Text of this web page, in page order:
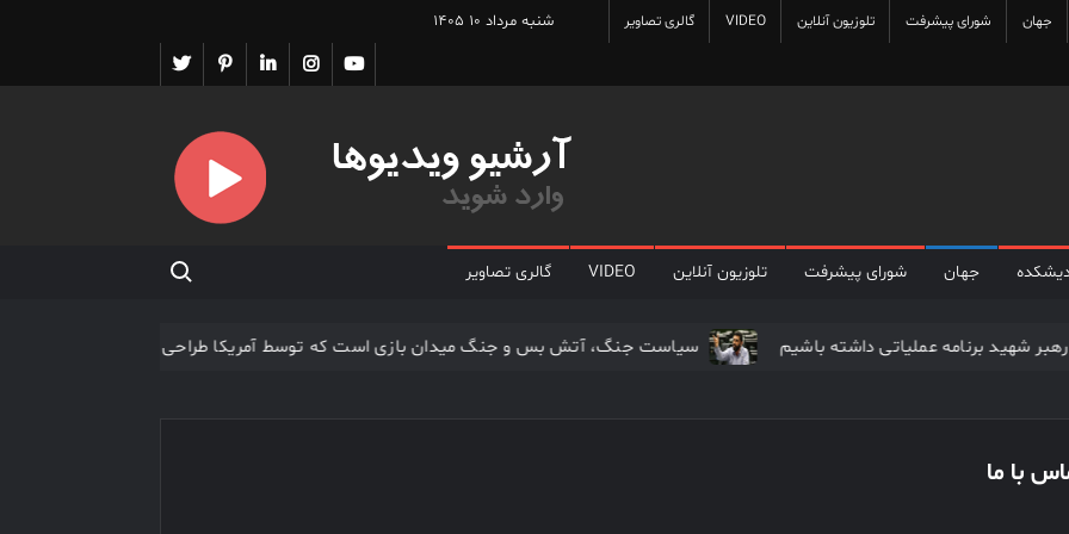
شنبه مرداد ۱۰ ۱۴۰۵ جهان شورای پیشرفت تلوزیون آنلاین VIDEO گالری تصاویر
تویترپینترستلینکدیناینستاگرامیوتیوب
جهان شورای پیشرفت تلوزیون آنلاین VIDEO گالری تصاویر Search for:
سیاست جنگ، آتش بس و جنگ میدان بازی است که توسط آمریکا طراحی شده است رهبر شهید برنامه عملیاتی داشته باشیم
با ما